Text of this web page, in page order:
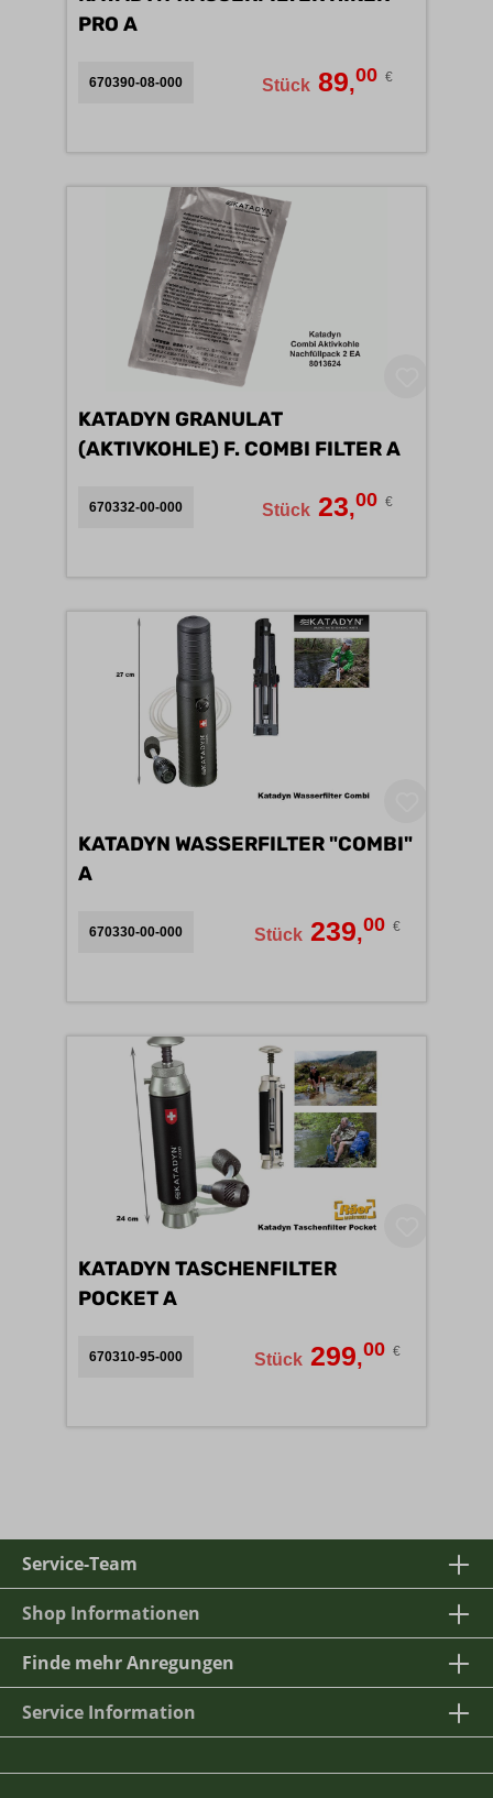
PRO A
670390-08-000 Stück 89,00 €
KATADYN GRANULAT
(AKTIVKOHLE) F. COMBI FILTER A
670332-00-000 Stück 23,00 €
KATADYN WASSERFILTER "COMBI"
A
670330-00-000 Stück 239,00 €
KATADYN TASCHENFILTER
POCKET A
670310-95-000 Stück 299,00 €
Service-Team
Shop Informationen
Finde mehr Anregungen
Service Information